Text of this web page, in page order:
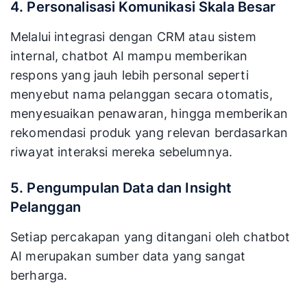
4. Personalisasi Komunikasi Skala Besar
Melalui integrasi dengan CRM atau sistem
internal, chatbot AI mampu memberikan
respons yang jauh lebih personal seperti
menyebut nama pelanggan secara otomatis,
menyesuaikan penawaran, hingga memberikan
rekomendasi produk yang relevan berdasarkan
riwayat interaksi mereka sebelumnya.
5. Pengumpulan Data dan Insight
Pelanggan
Setiap percakapan yang ditangani oleh chatbot
AI merupakan sumber data yang sangat
berharga.